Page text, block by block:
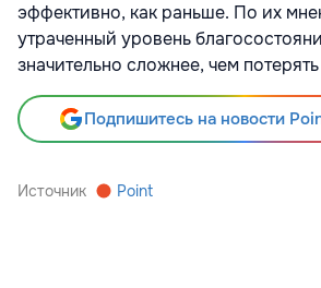
эффективно, как раньше. По их
утраченный уровень
значительно сложнее, чем потерять
Подпишитесь на новости
Источник Point